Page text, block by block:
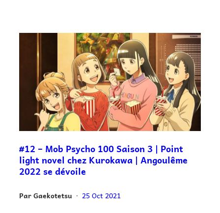
#12 – Mob Psycho 100 Saison 3 | Point
light novel chez Kurokawa | Angoulême
2022 se dévoile
ParGaekotetsu • 25 Oct 2021